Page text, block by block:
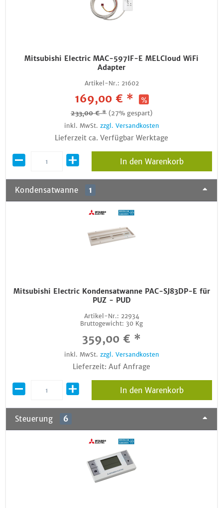
Mitsubishi Electric MAC-597IF-E MELCloud WiFi
Adapter
Artikel-Nr.: 21602
169,00 € *
233,00 € * (27% gespart)
inkl. MwSt. zzgl. Versandkosten
Lieferzeit ca. Verfügbar Werktage
In den Warenkorb
Kondensatwanne 1
Mitsubishi Electric Kondensatwanne PAC-SJ83DP-E für
PUZ - PUD
Artikel-Nr.: 22934
Bruttogewicht: 30 Kg
359,00 € *
inkl. MwSt. zzgl. Versandkosten
Lieferzeit: Auf Anfrage
In den Warenkorb
Steuerung 6